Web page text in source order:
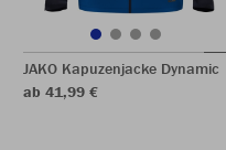
JAKO Kapuzenjacke Dynamic
ab 41,99 €